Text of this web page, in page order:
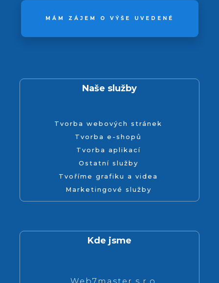
MÁM ZÁJEM O VÝŠE UVEDENÉ
Naše služby
Tvorba webových stránek
Tvorba e-shopů
Tvorba aplikací
Ostatní služby
Tvoříme grafiku a videa
Marketingové služby
Kde jsme